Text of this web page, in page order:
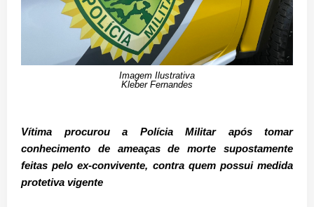
Imagem Ilustrativa
Kleber Fernandes
Vítima procurou a Polícia Militar após tomar
conhecimento de ameaças de morte supostamente
feitas pelo ex-convivente, contra quem possui medida
protetiva vigente